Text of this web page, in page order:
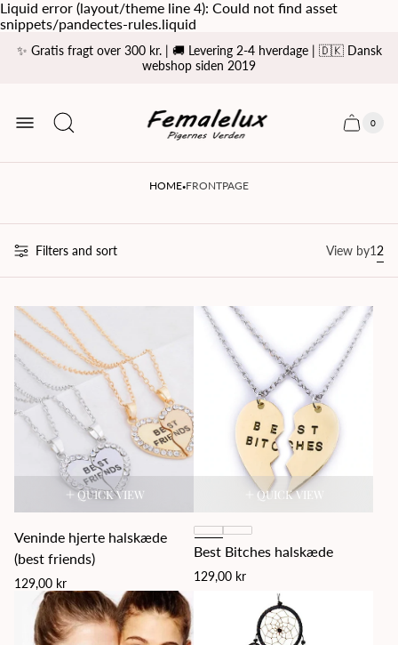
Liquid error (layout/theme line 4): Could not find asset
snippets/pandectes-rules.liquid
✨ Gratis fragt over 300 kr. | 🚚 Levering 2-4 hverdage | 🇩🇰 Dansk
webshop siden 2019
logo
Cart
Cart
0
HOME·FRONTPAGE
Filters and sort View by
grid
12
QUICK VIEW
Veninde hjerte halskæde
(best friends)
Regular
129,00 kr
QUICK VIEW
Best Bitches halskæde
Regular
129,00 kr